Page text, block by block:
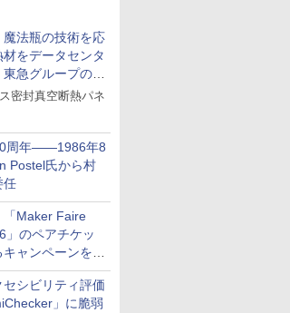
魔法瓶の技術を応
材をデータセンタ
急グループの実
密封真空断熱パネ
周年――1986年8
Postel氏から村
任
「Maker Faire
」のペアチケッ
ャンペーンをX
16日まで
セシビリティ評価
」に脆弱